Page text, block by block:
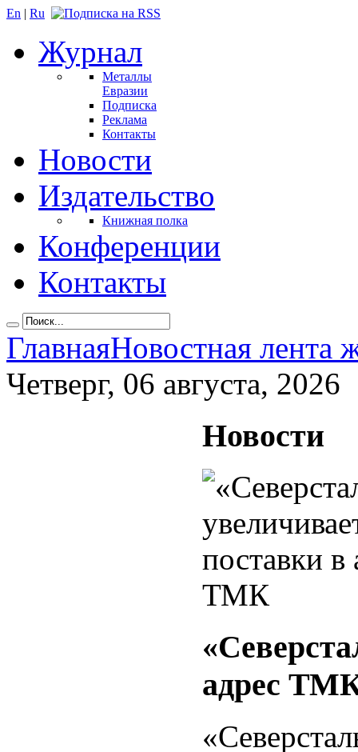
En | Ru
Журнал
Металлы
Евразии
Подписка
Реклама
Контакты
Новости
Издательство
Книжная полка
Конференции
Контакты
ГлавнаяНовостная лента
Четверг, 06 августа, 2026
Новости
адрес